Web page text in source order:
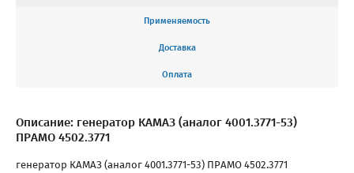
Применяемость
Доставка
Оплата
Описание: генератор КАМАЗ (аналог 4001.3771-53)
ПРАМО 4502.3771
генератор КАМАЗ (аналог 4001.3771-53) ПРАМО 4502.3771